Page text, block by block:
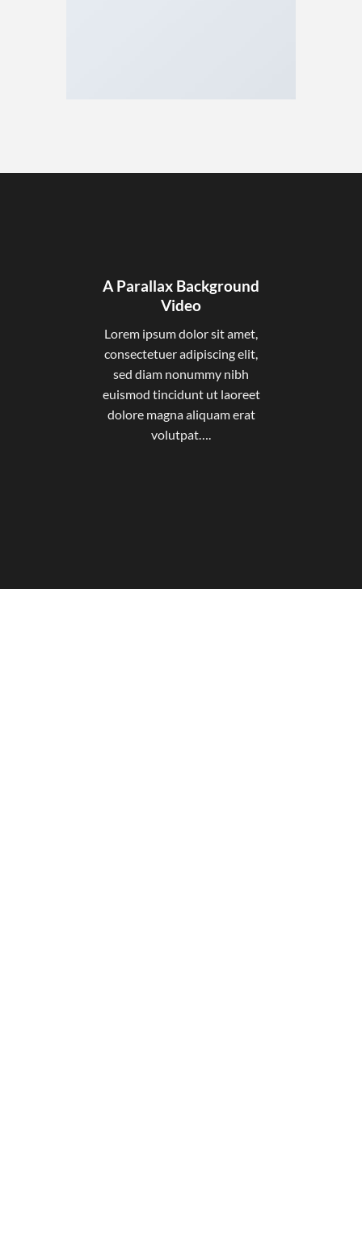
A Parallax Background
Video
Lorem ipsum dolor sit amet,
consectetuer adipiscing elit,
sed diam nonummy nibh
euismod tincidunt ut laoreet
dolore magna aliquam erat
volutpat….